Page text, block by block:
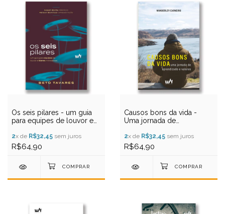
Os seis pilares - um guia
para equipes de louvor e
2x de R$32,45 sem juros
R$64,90
Causos bons da vida -
Uma jornada de
2x de R$32,45 sem juros
R$64,90